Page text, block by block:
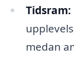
Tidsram:
medan